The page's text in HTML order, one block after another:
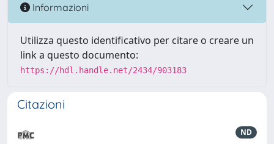
Informazioni
Utilizza questo identificativo per citare o creare un
link a questo documento:
https://hdl.handle.net/2434/903183
Citazioni
ND